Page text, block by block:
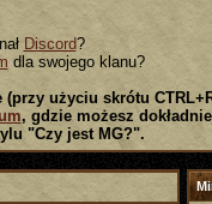
Discord?
dla swojego klanu?
użyciu skrótu
, gdzie możesz
"Czy jest MG?".